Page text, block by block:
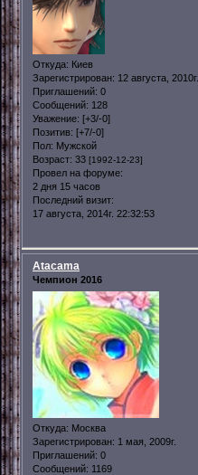
Откуда: Киев
Зарегистрирован: 12 августа, 2010г.
Приглашений: 0
Сообщений: 128
Уважение: [+3/-0]
Позитив: [+7/-0]
Пол: Мужской
Возраст: 33 [1992-12-23]
Провел на форуме:
2 дня 15 часов
Последний визит:
17 августа, 2014г. 22:32:53
Atacama
Чемпион 2016
Откуда: Москва
Зарегистрирован: 1 мая, 2009г.
Приглашений: 0
Сообщений: 1169